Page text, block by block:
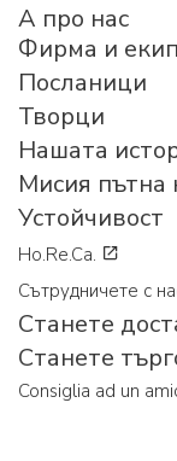
A про нас
Фирма и екип
Посланици
Творци
Нашата
Мисия пътна
Устойчивост
Ho.Re.Ca.
Сътрудничете с
Станете
Станете
Consiglia ad un